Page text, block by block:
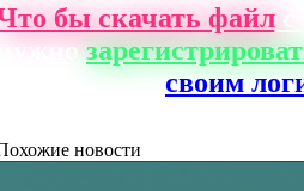
бы скачать файлс
своим
новости